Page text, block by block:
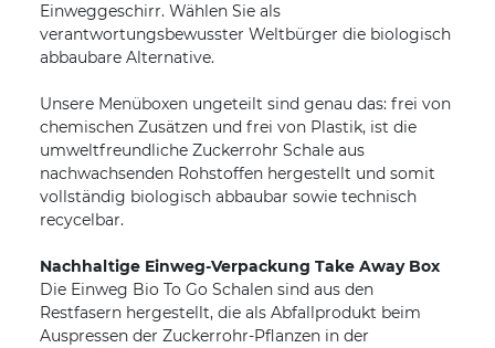
Einweggeschirr. Wählen Sie als
verantwortungsbewusster Weltbürger die biologisch
abbaubare Alternative.
Unsere Menüboxen ungeteilt sind genau das: frei von
chemischen Zusätzen und frei von Plastik, ist die
umweltfreundliche Zuckerrohr Schale aus
nachwachsenden Rohstoffen hergestellt und somit
vollständig biologisch abbaubar sowie technisch
recycelbar.
Nachhaltige Einweg-Verpackung Take Away Box
Die Einweg Bio To Go Schalen sind aus den
Restfasern hergestellt, die als Abfallprodukt beim
Auspressen der Zuckerrohr-Pflanzen in der